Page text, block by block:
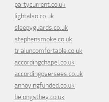
partycurrent.co.uk
lightalso.co.uk
sleepyguards.co.uk
stephensmoke.co.uk
trialuncomfortable.co.uk
accordingchapel.co.uk
accordingoversees.co.uk
annoyingfunded.co.uk
belongsthey.co.uk